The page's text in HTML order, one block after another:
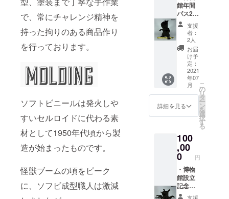
で、常にチャレンジ精神を
持った拘りのある商品作り
を行っております。
ソフトビニールは発火しや
すいセルロイドに代わる素
材として1950年代頃から製
造が始まったものです。
怪獣ブームの頃をピーク
に、ソフビ成型職人は激減
い。 ・
フィ
ギュア1
体(獣
虫) ・
ソフビ
神社へ
のご芳
名 ※
支援時
に必ず
備考欄
にご希
下さ
い。 ・
お礼の
手紙
館年間
パス2枚
( 有
効期限
は博物
館オー
プンか
ら1年間
となり
ます) ・
シカル
ナ工房
オリジ
ナルT
シャツ1
ご希望
のサイ
ズをお
選び下
さい。
・ソフ
ビ神社
への中
支援
者：
2人
お届
け予
定：
2021
年07
月
詳細を見る
こ
の
リ
タ
ー
ン
を
選
択
す
る
100
,00
0 円
・博物
館設立
記念限
定フィ